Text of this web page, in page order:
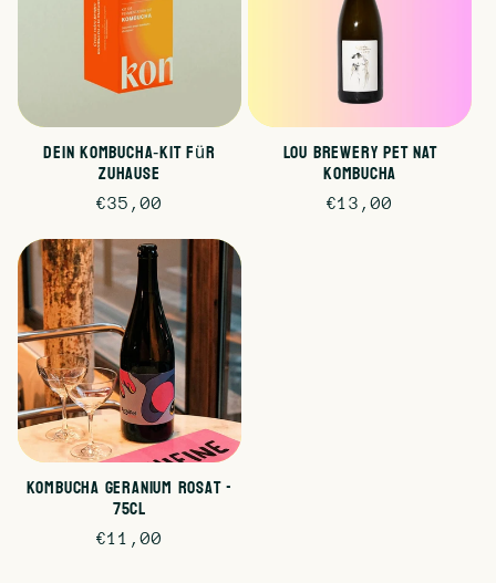
Dein Kombucha‑Kit für
Zuhause
Normaler
€35,00
Lou Brewery PET NAT
Kombucha
Normaler
€13,00
Kombucha Geranium Rosat -
75cl
Normaler
€11,00